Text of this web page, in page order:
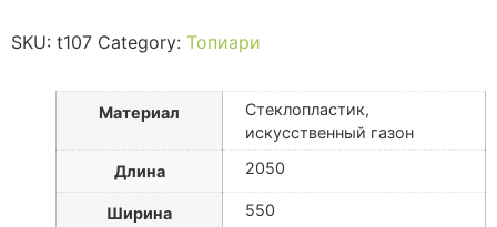
SKU: t107 Category: Топиари
Материал
Стеклопластик,
искусственный газон
Длина 2050
Ширина 550